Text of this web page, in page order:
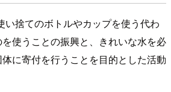
い捨てのボトルやカップを使う代わ
使うことの振興と、きれいな水を必
に寄付を行うことを目的とした活動